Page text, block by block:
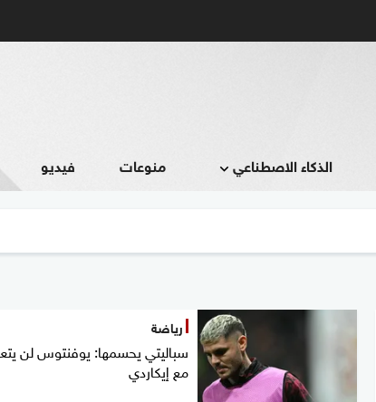
الذكاء الاصطناعي منوعات فيديو
رياضة
سباليتي يحسمها: يوفنتوس لن
مع إيكاردي